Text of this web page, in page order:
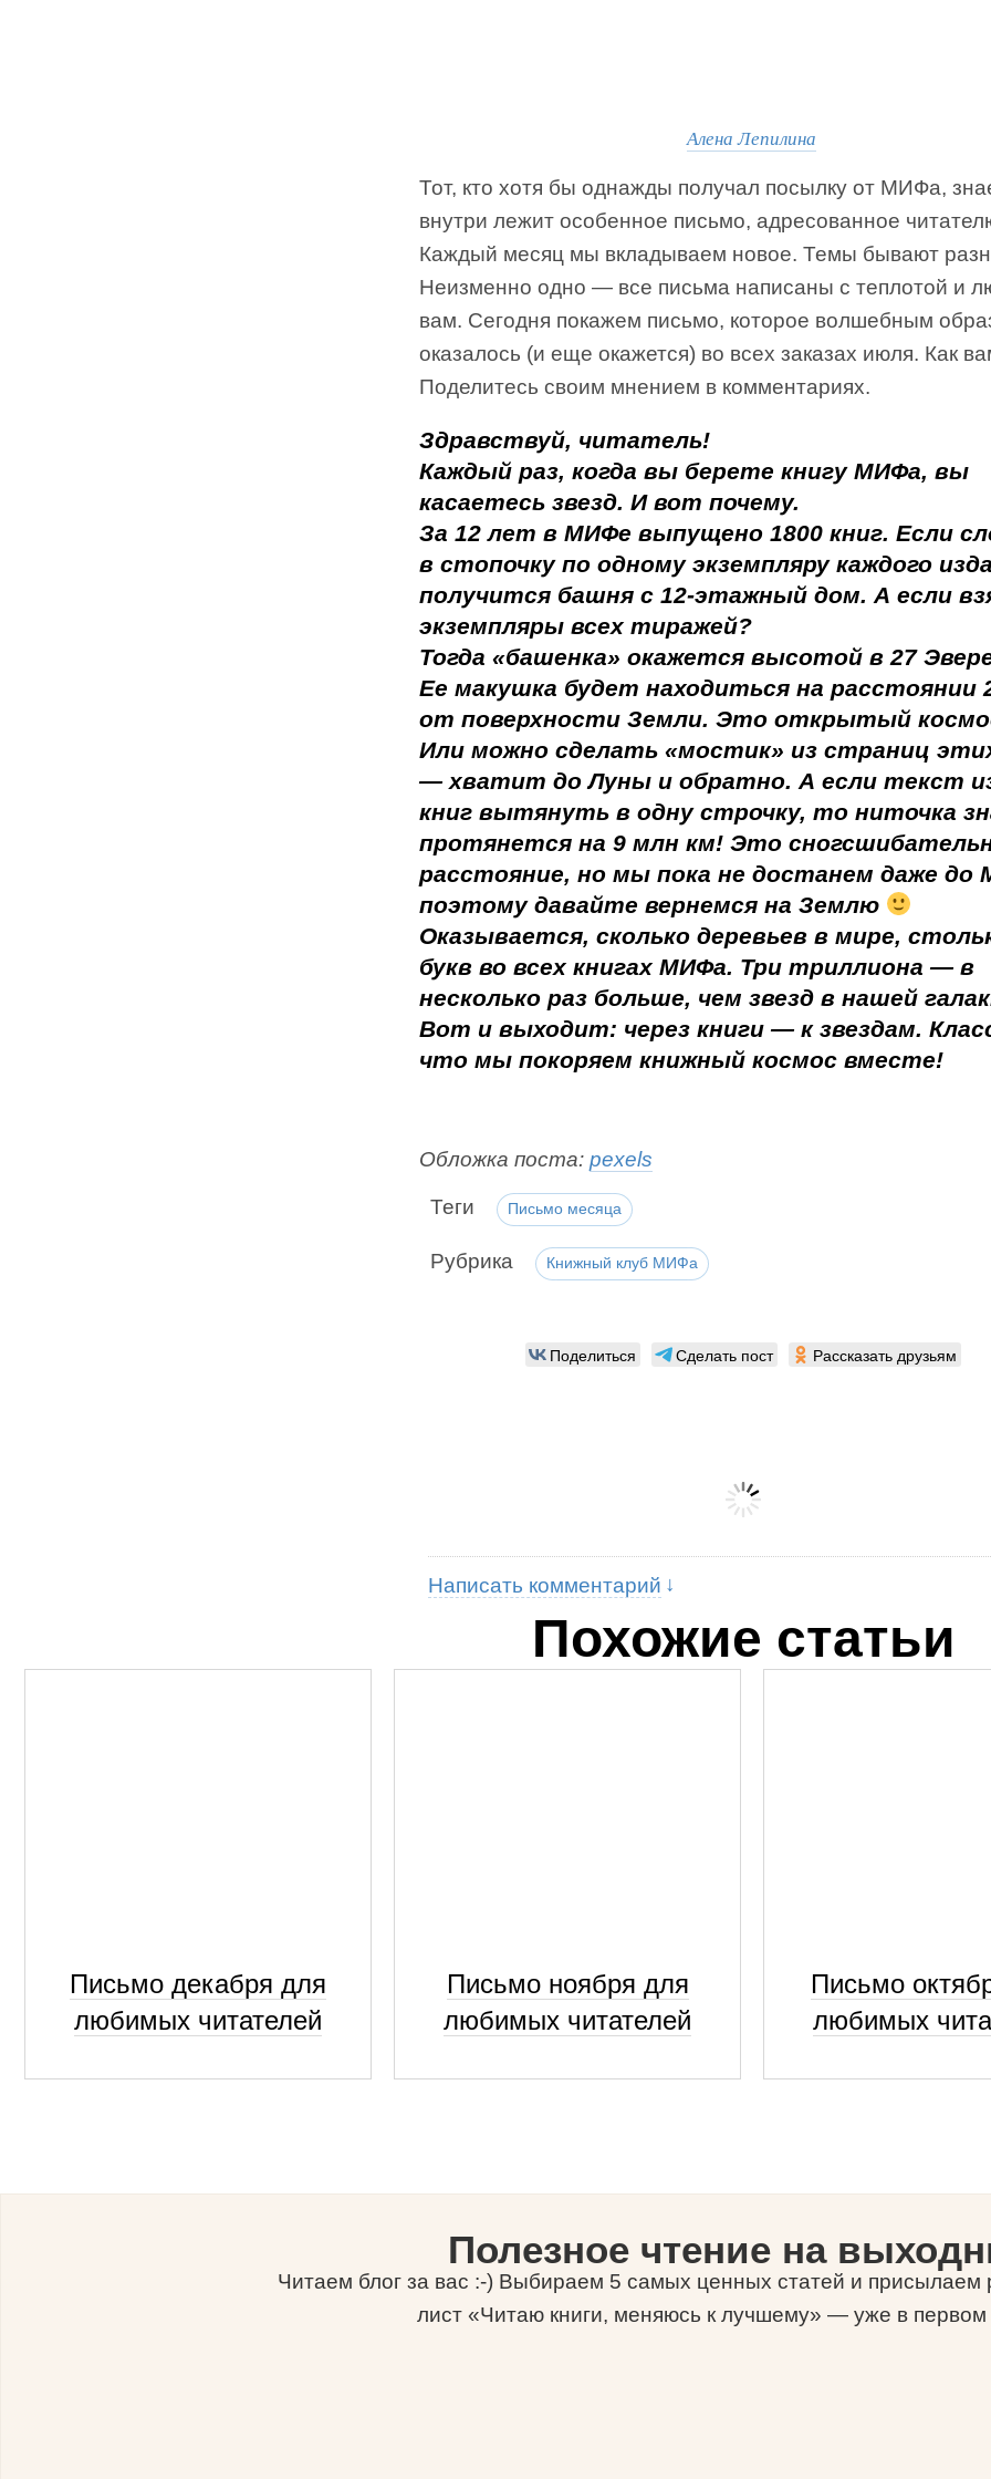
Алена Лепилина
Тот, кто хотя бы однажды получал посылку от МИФа,
внутри лежит особенное письмо, адресованное
Каждый месяц мы вкладываем новое. Темы бывают
Неизменно одно — все письма написаны с теплотой и
вам. Сегодня покажем письмо, которое волшебным
оказалось (и еще окажется) во всех заказах июля. Как
Поделитесь своим мнением в комментариях.
Здравствуй, читатель!
Каждый раз, когда вы берете книгу МИФа, вы
касаетесь звезд. И вот почему.
За 12 лет в МИФе выпущено 1800 книг. Если
в стопочку по одному экземпляру каждого
получится башня с 12-этажный дом. А если
экземпляры всех тиражей?
Тогда «башенка» окажется высотой в 27
Ее макушка будет находиться на расстоянии
от поверхности Земли. Это открытый
Или можно сделать «мостик» из страниц
— хватит до Луны и обратно. А если текст
книг вытянуть в одну строчку, то ниточка
протянется на 9 млн км! Это
расстояние, но мы пока не достанем даже до
поэтому давайте вернемся на Землю
Оказывается, сколько деревьев в мире,
букв во всех книгах МИФа. Три триллиона — в
несколько раз больше, чем звезд в нашей
Вот и выходит: через книги — к звездам.
что мы покоряем книжный космос вместе!
Обложка поста: pexels
Теги Письмо месяца
Рубрика Книжный клуб МИФа
Поделиться Сделать пост Рассказать друзьям
Написать комментарий
Похожие статьи
Письмо декабря для
любимых читателей
Письмо ноября для
любимых читателей
Письмо
любимых
Полезное чтение на
Читаем блог за вас :-) Выбираем 5 самых ценных статей и присылаем
лист «Читаю книги, меняюсь к лучшему» — уже в первом